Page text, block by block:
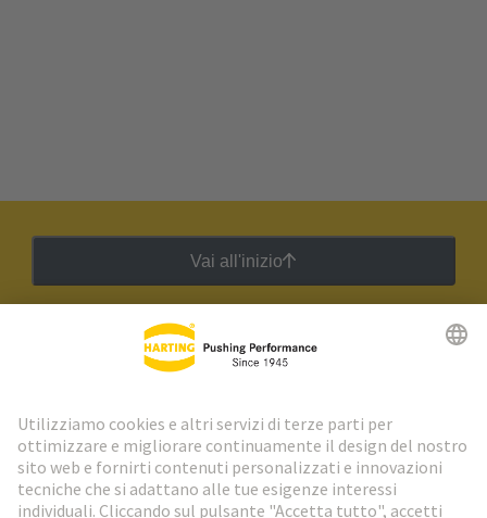
Vai all'inizio
Newsletter HARTING
Vai al registrazione